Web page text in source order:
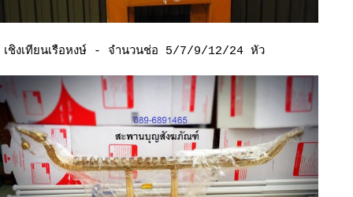
ชิงเทียนเรือหงษ์ - จำนวนช่อ 5/7/9/12/24 หัว